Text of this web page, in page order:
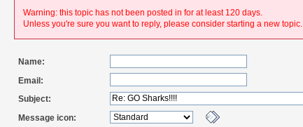
Warning: this topic has not been posted in for at least 120 days.
Unless you're sure you want to reply, please consider starting a new topic.
Name:
Email:
Subject:
Message icon: